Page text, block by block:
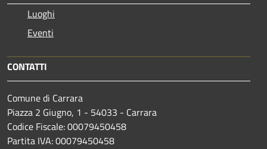
Luoghi
Eventi
CONTATTI
Comune di Carrara
Piazza 2 Giugno, 1 - 54033 - Carrara
Codice Fiscale: 00079450458
Partita IVA: 00079450458